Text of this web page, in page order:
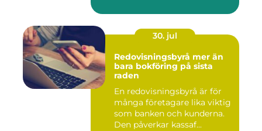
30. jul
Redovisningsbyrå mer än
bara bokföring på sista
raden
En redovisningsbyrå är för
många företagare lika viktig
som banken och kunderna.
Den påverkar kassaf...